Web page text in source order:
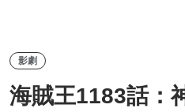
影劇
海賊王1183話：